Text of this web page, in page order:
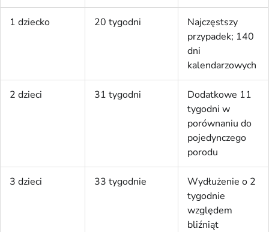
1 dziecko 20 tygodni
Najczęstszy
przypadek; 140
dni
kalendarzowych
2 dzieci 31 tygodni
Dodatkowe 11
tygodni w
porównaniu do
pojedynczego
porodu
3 dzieci 33 tygodnie
Wydłużenie o 2
tygodnie
względem
bliźniąt